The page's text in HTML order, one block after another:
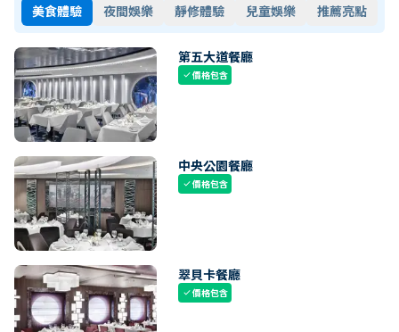
美食體驗 夜間娛樂 靜修體驗 兒童娛樂 推薦亮點
第五大道餐廳
check價格包含
中央公園餐廳
check價格包含
翠貝卡餐廳
check價格包含